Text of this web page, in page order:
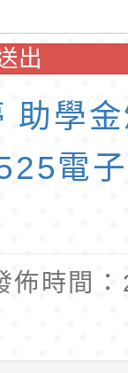
者報
甄選
)
市桃
度「
甄選
年度
甄選
)
出
助學
電
佈時間